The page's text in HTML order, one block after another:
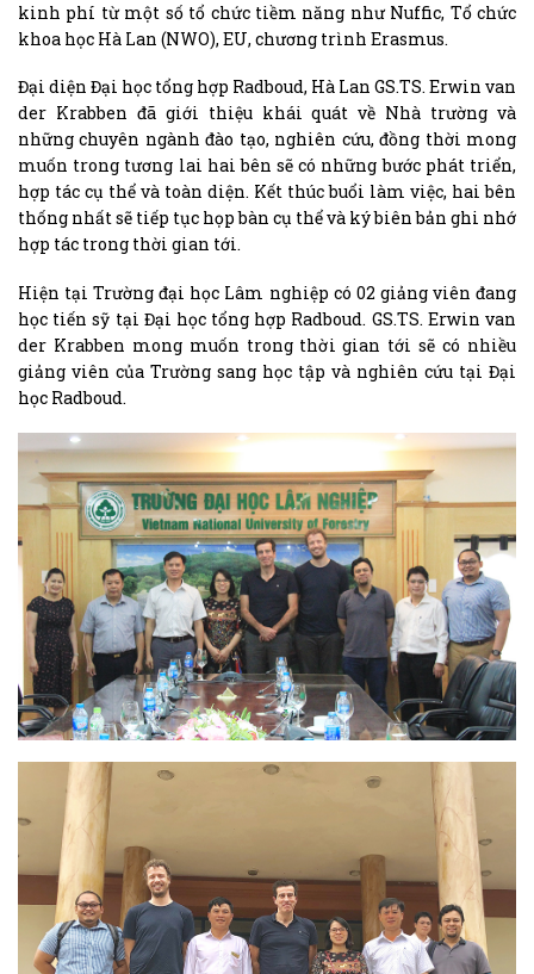
kinh phí từ một số tổ chức tiềm năng như Nuffic, Tổ chức
khoa học Hà Lan (NWO), EU, chương trình Erasmus.
Đại diện Đại học tổng hợp Radboud, Hà Lan GS.TS. Erwin van
der Krabben đã giới thiệu khái quát về Nhà trường và
những chuyên ngành đào tạo, nghiên cứu, đồng thời mong
muốn trong tương lai hai bên sẽ có những bước phát triển,
hợp tác cụ thể và toàn diện. Kết thúc buổi làm việc, hai bên
thống nhất sẽ tiếp tục họp bàn cụ thể và ký biên bản ghi nhớ
hợp tác trong thời gian tới.
Hiện tại Trường đại học Lâm nghiệp có 02 giảng viên đang
học tiến sỹ tại Đại học tổng hợp Radboud. GS.TS. Erwin van
der Krabben mong muốn trong thời gian tới sẽ có nhiều
giảng viên của Trường sang học tập và nghiên cứu tại Đại
học Radboud.